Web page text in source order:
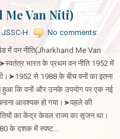
Me Van Niti)
JSSC-H
No comments:
में वन नीति(Jharkhand Me Van
भारत के प्रथम वन नीति 1952 में
से 1988 के बीच वनों का इतना
हुआ कि वनों और उनके उपयोग पर एक नई
आवश्यक हो गया।➤पहले की
का केंद्र केवल राज्य का सृजन था।
के दशक में स्पष्ट...